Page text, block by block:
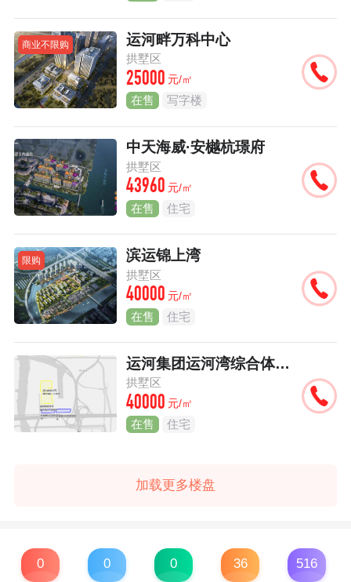
商业不限购 运河畔万科中心
拱墅区
25000 元/㎡
在售 写字楼
中天海威·安樾杭璟府
拱墅区
43960 元/㎡
在售 住宅
限购 滨运锦上湾
拱墅区
40000 元/㎡
在售 住宅
运河集团运河湾综合体项目
拱墅区
40000 元/㎡
在售 住宅
加载更多楼盘
0 0 0 36 516